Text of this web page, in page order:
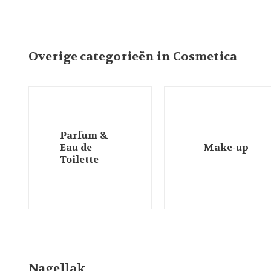
Overige categorieën in Cosmetica
Parfum &
Eau de
Toilette
Make-up